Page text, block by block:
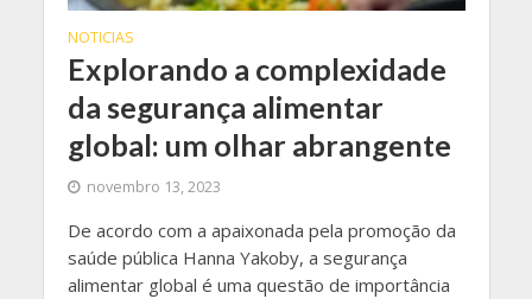
NOTICIAS
Explorando a complexidade
da segurança alimentar
global: um olhar abrangente
novembro 13, 2023
De acordo com a apaixonada pela promoção da
saúde pública Hanna Yakoby, a segurança
alimentar global é uma questão de importância